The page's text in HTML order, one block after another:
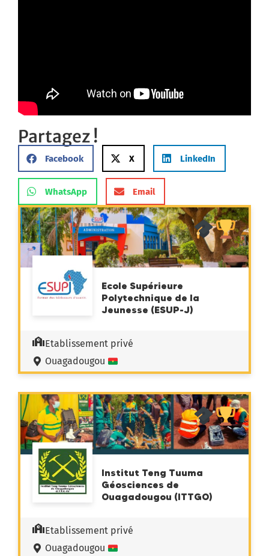
Partagez !
Facebook X LinkedIn
WhatsApp Email
Ecole Supérieure
Polytechnique de la
Jeunesse (ESUP-J)
Etablissement privé
Ouagadougou
Institut Teng Tuuma
Géosciences de
Ouagadougou (ITTGO)
Etablissement privé
Ouagadougou